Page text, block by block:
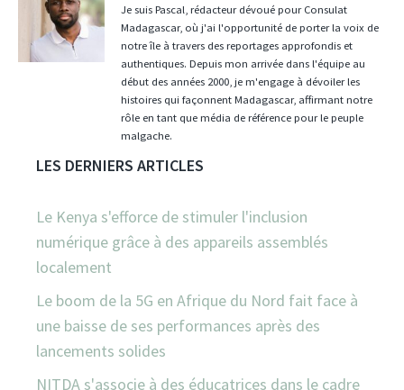
Je suis Pascal, rédacteur dévoué pour Consulat
Madagascar, où j'ai l'opportunité de porter la voix de
notre île à travers des reportages approfondis et
authentiques. Depuis mon arrivée dans l'équipe au
début des années 2000, je m'engage à dévoiler les
histoires qui façonnent Madagascar, affirmant notre
rôle en tant que média de référence pour le peuple
malgache.
LES DERNIERS ARTICLES
Le Kenya s'efforce de stimuler l'inclusion
numérique grâce à des appareils assemblés
localement
Le boom de la 5G en Afrique du Nord fait face à
une baisse de ses performances après des
lancements solides
NITDA s'associe à des éducatrices dans le cadre